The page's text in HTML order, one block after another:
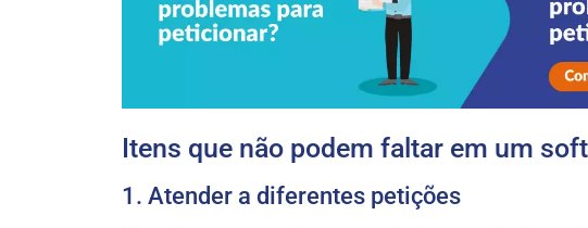
Itens que não podem faltar em um
1. Atender a diferentes petições